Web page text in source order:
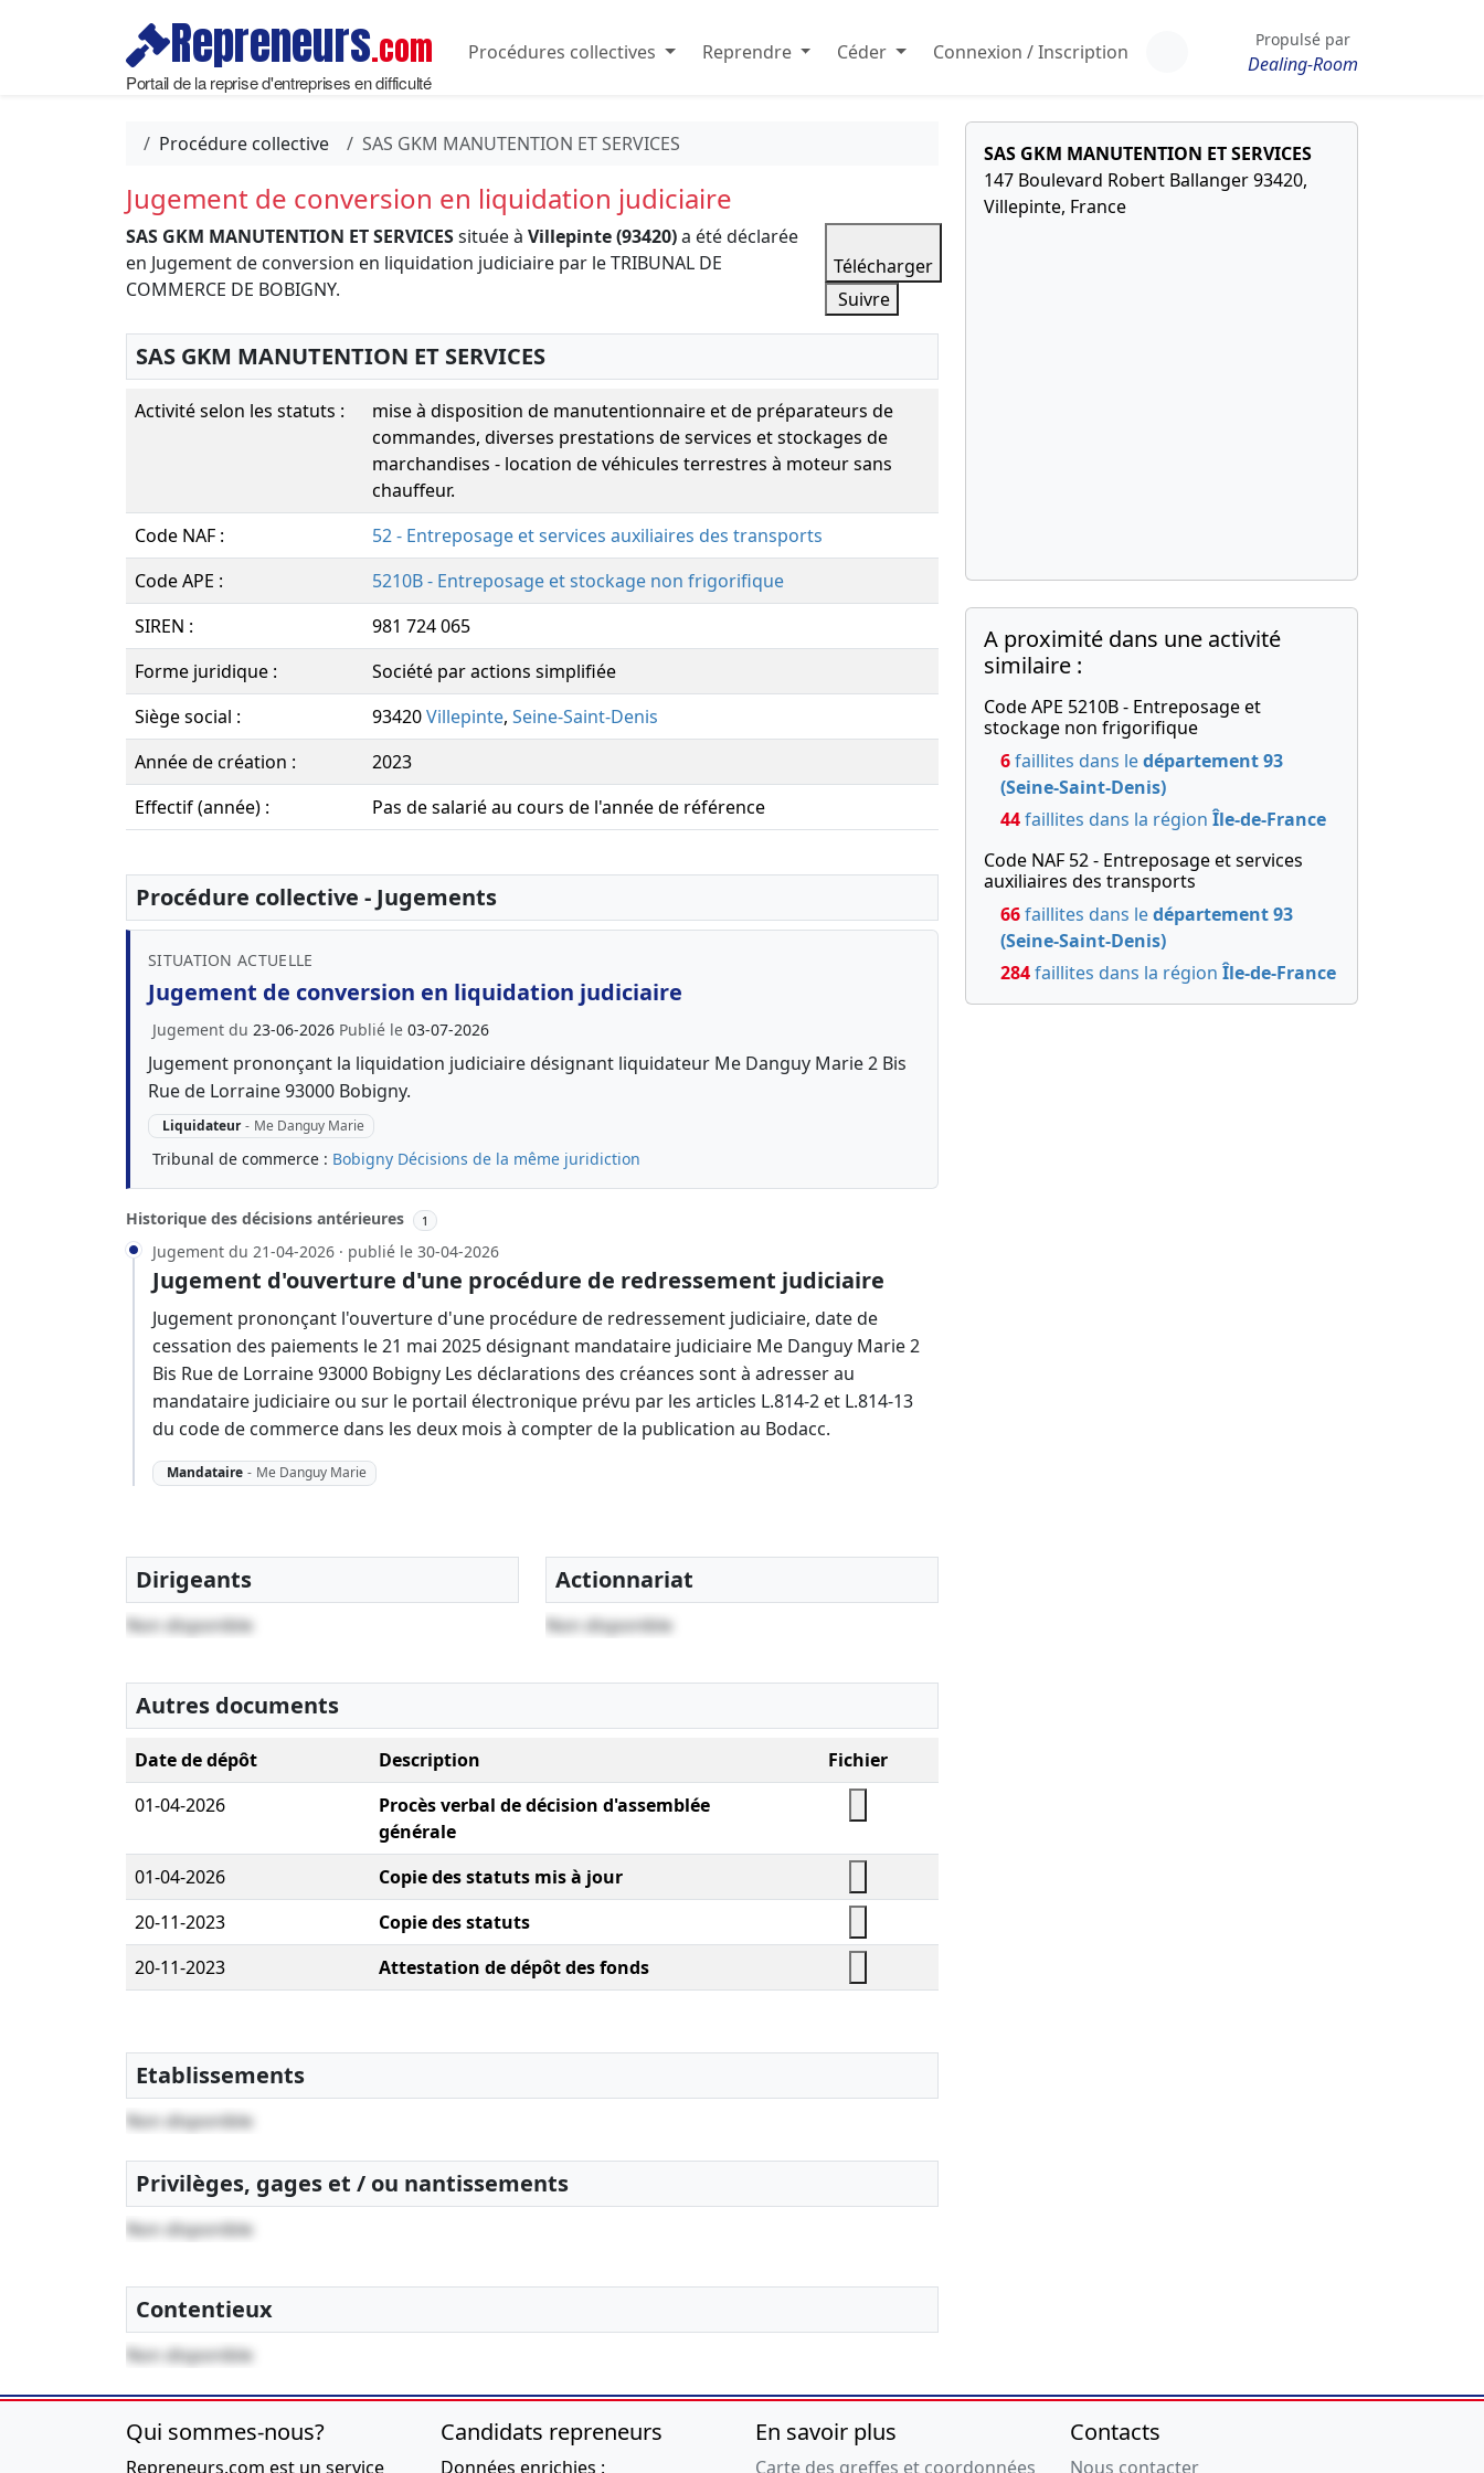
Repreneurs.com
Portail de la reprise d'entreprises en difficulté
Procédures collectives Reprendre Céder Connexion / Inscription
Propulsé par
Dealing-Room
Procédure collective SAS GKM MANUTENTION ET SERVICES
Jugement de conversion en liquidation judiciaire
SAS GKM MANUTENTION ET SERVICESsituée à Villepinte (93420)a été déclarée
en Jugement de conversion en liquidation judiciaire par le TRIBUNAL DE
COMMERCE DE BOBIGNY.
Télécharger
Suivre
SAS GKM MANUTENTION ET SERVICES
Activité selon les statuts :
mise à disposition de manutentionnaire et de préparateurs de
commandes, diverses prestations de services et stockages de
marchandises - location de véhicules terrestres à moteur sans
chauffeur.
Code NAF :
52 - Entreposage et services auxiliaires des transports
Code APE :
5210B - Entreposage et stockage non frigorifique
SIREN :
981 724 065
Forme juridique :
Société par actions simplifiée
Siège social :
93420Villepinte, Seine-Saint-Denis
Année de création :
2023
Effectif (année) :
Pas de salarié au cours de l'année de référence
Procédure collective - Jugements
SITUATION ACTUELLE
Jugement de conversion en liquidation judiciaire
Jugement du 23-06-2026 Publié le 03-07-2026
Jugement prononçant la liquidation judiciaire désignant liquidateur Me Danguy Marie 2 Bis
Rue de Lorraine 93000 Bobigny.
Liquidateur - Me Danguy Marie
Tribunal de commerce : Bobigny Décisions de la même juridiction
Historique des décisions antérieures 1
Jugement du 21-04-2026 · publié le 30-04-2026
Jugement d'ouverture d'une procédure de redressement judiciaire
Jugement prononçant l'ouverture d'une procédure de redressement judiciaire, date de
cessation des paiements le 21 mai 2025 désignant mandataire judiciaire Me Danguy Marie 2
Bis Rue de Lorraine 93000 Bobigny Les déclarations des créances sont à adresser au
mandataire judiciaire ou sur le portail électronique prévu par les articles L.814-2 et L.814-13
du code de commerce dans les deux mois à compter de la publication au Bodacc.
Mandataire - Me Danguy Marie
Dirigeants
Non disponible
Actionnariat
Non disponible
Autres documents
Date de dépôt Description
Fichier
01-04-2026
Procès verbal de décision d'assemblée
générale
01-04-2026
Copie des statuts mis à jour
20-11-2023
Copie des statuts
20-11-2023
Attestation de dépôt des fonds
Etablissements
Non disponible
Privilèges, gages et / ou nantissements
Non disponible
Contentieux
Non disponible
SAS GKM MANUTENTION ET SERVICES
147 Boulevard Robert Ballanger 93420,
Villepinte, France
A proximité dans une activité
similaire :
Code APE 5210B - Entreposage et
stockage non frigorifique
6faillites dans ledépartement 93
(Seine-Saint-Denis)
44faillites dans la région Île-de-France
Code NAF 52 - Entreposage et services
auxiliaires des transports
66faillites dans ledépartement 93
(Seine-Saint-Denis)
284faillites dans la région Île-de-France
Qui sommes-nous?
Repreneurs.com est un service
Candidats repreneurs
Données enrichies :
En savoir plus
Carte des greffes et coordonnées
Contacts
Nous contacter